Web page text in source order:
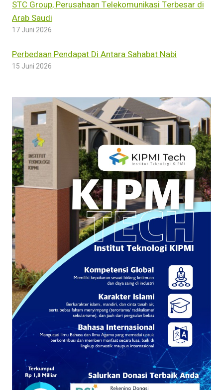
STC Group, Perusahaan Telekomunikasi Terbesar di
Arab Saudi
17 Juni 2026
Perbedaan Pendapat Di Antara Sahabat Nabi
15 Juni 2026